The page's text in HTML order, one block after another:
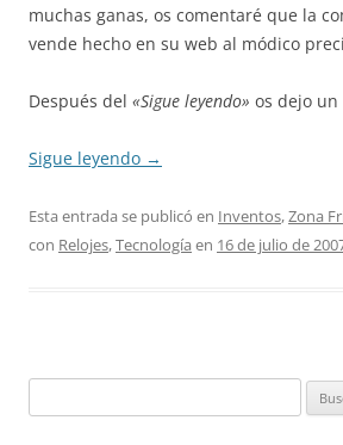
muchas ganas, os comentaré que la
vende hecho en su web al módico
Después del «Sigue leyendo» os dejo
Sigue leyendo →
Esta entrada se publicó en Inventos,Zona
con Relojes,Tecnología en 16 de julio de